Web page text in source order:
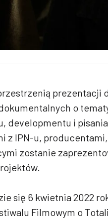
prezentacji
o
developmentu i
z IPN-u,
zostanie
się 6 kwietnia 2022
Filmowym o